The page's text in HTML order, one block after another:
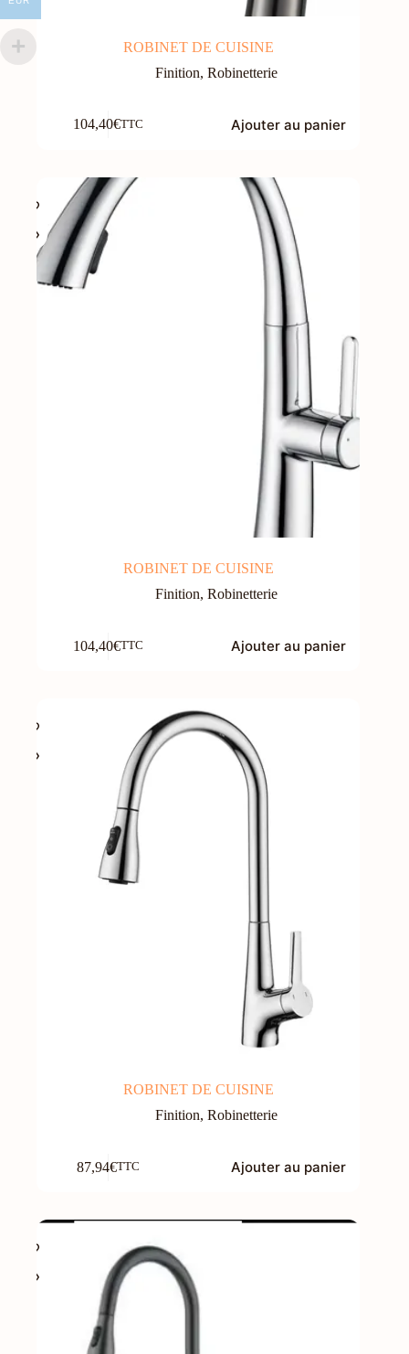
ROBINET DE CUISINE
Finition,Robinetterie
104,40€TTC Ajouter au panier
ROBINET DE CUISINE
Finition,Robinetterie
104,40€TTC Ajouter au panier
ROBINET DE CUISINE
Finition,Robinetterie
87,94€TTC Ajouter au panier